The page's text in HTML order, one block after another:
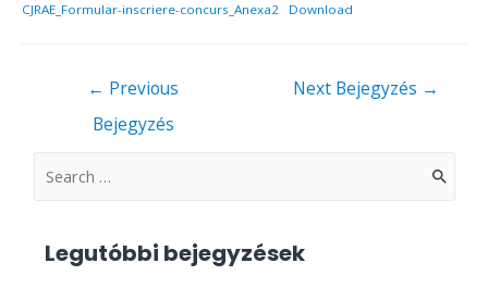
CJRAE_Formular-inscriere-concurs_Anexa2
Download
← Previous
Bejegyzés
Next Bejegyzés →
S
Legutóbbi bejegyzések